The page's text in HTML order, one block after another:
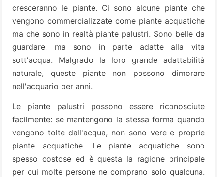
cresceranno le piante. Ci sono alcune piante che
vengono commercializzate come piante acquatiche
ma che sono in realtà piante palustri. Sono belle da
guardare, ma sono in parte adatte alla vita
sott'acqua. Malgrado la loro grande adattabilità
naturale, queste piante non possono dimorare
nell'acquario per anni.
Le piante palustri possono essere riconosciute
facilmente: se mantengono la stessa forma quando
vengono tolte dall'acqua, non sono vere e proprie
piante acquatiche. Le piante acquatiche sono
spesso costose ed è questa la ragione principale
per cui molte persone ne comprano solo qualcuna.